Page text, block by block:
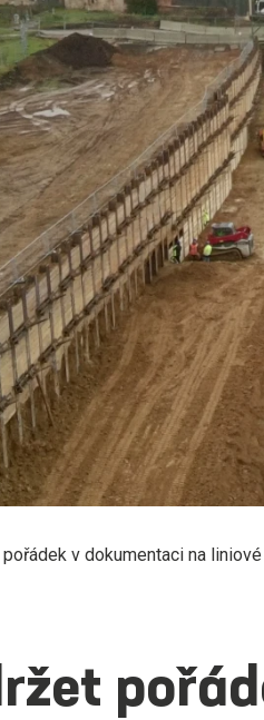
v dokumentaci na